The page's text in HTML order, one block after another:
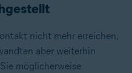
nicht mehr erreichen,
aber weiterhin
möglicherweise